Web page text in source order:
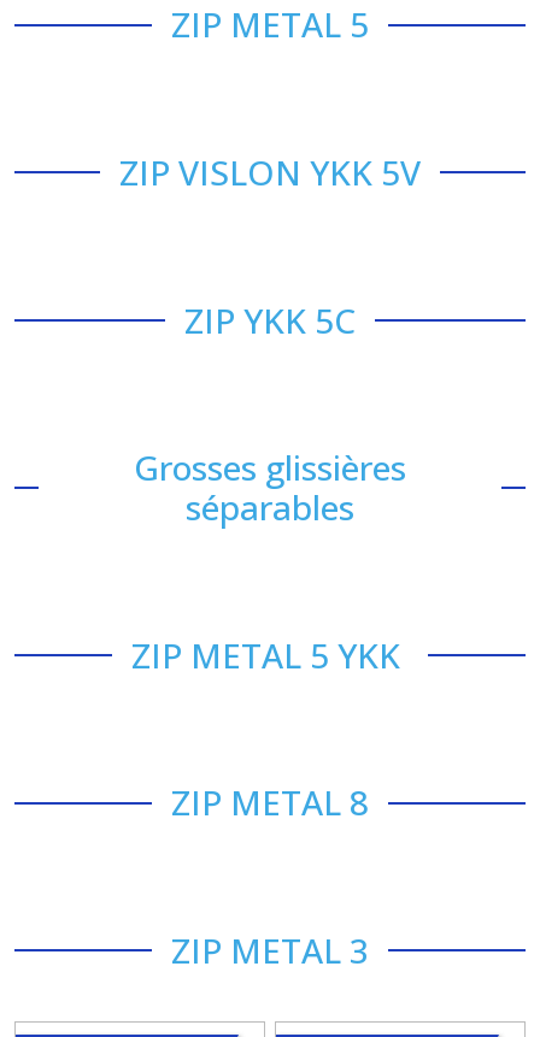
ZIP METAL 5
ZIP VISLON YKK 5V
ZIP YKK 5C
Grosses glissières
séparables
ZIP METAL 5 YKK
ZIP METAL 8
ZIP METAL 3